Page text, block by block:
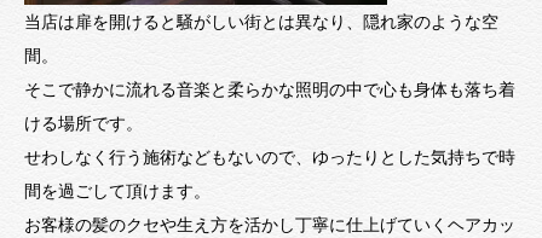
当店は扉を開けると騒がしい街とは異なり、隠れ家のような空
間。
そこで静かに流れる音楽と柔らかな照明の中で心も身体も落ち着
ける場所です。
せわしなく行う施術などもないので、ゆったりとした気持ちで時
間を過ごして頂けます。
お客様の髪のクセや生え方を活かし丁寧に仕上げていくヘアカッ